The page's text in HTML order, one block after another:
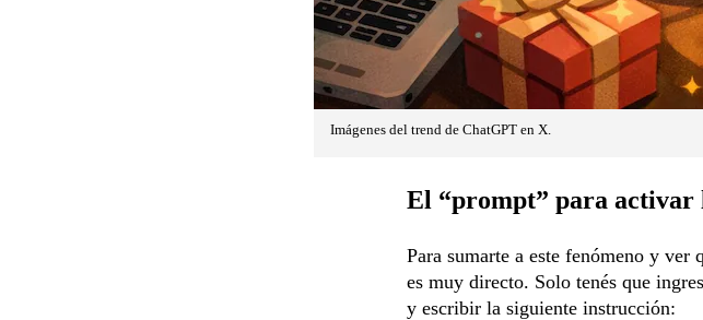
Imágenes del trend de ChatGPT en X.
El “prompt” para activar
Para sumarte a este fenómeno y
es muy directo. Solo tenés que
y escribir la siguiente instrucción: